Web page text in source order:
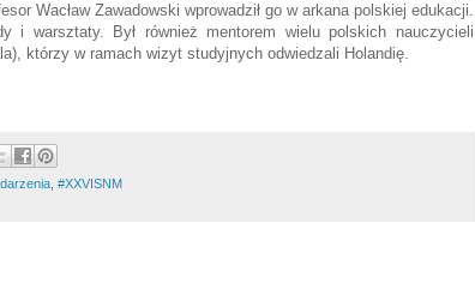
Wacław Zawadowski wprowadził go w arkana polskiej edukacji.
i warsztaty. Był również mentorem wielu polskich nauczycieli
którzy w ramach wizyt studyjnych odwiedzali Holandię.
, #XXVISNM